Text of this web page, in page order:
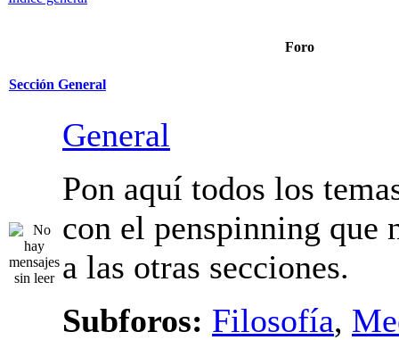
Foro
Sección General
General
Pon aquí todos los
relacionados con el
no pertenecen a las
Subforos: Filosofía,